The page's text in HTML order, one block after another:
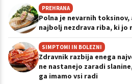
PREHRANA
Polna je nevarnih
najbolj nezdrava riba, ki jo
SIMPTOMI IN BOLEZNI
Zdravnik razbija enega
ne nastanejo zaradi
ga imamo vsi radi